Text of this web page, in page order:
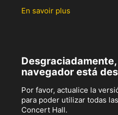
En savoir plus
navegador está
Por favor, actualice la
para poder utilizar todas
Concert Hall.